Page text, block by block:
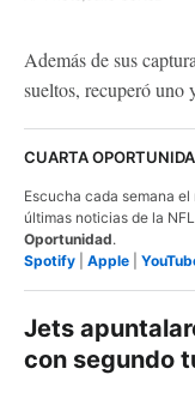
Además de sus
sueltos, recuperó uno
CUARTA
Escucha cada semana
últimas noticias de la
Oportunidad.
Spotify
Apple
Jets
con segundo